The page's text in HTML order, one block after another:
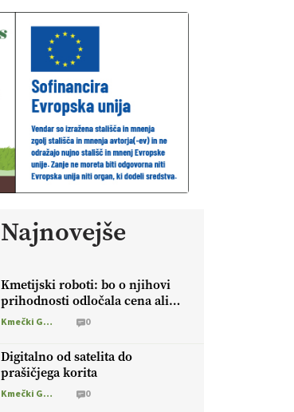
Najnovejše
Kmetijski roboti: bo o njihovi
prihodnosti odločala cena ali
prednosti za kmetijo?
Kmečki Glas 0
Digitalno od satelita do
prašičjega korita
Kmečki Glas 0